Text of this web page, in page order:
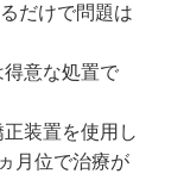
だけで問題は
意な処置で
装置を使用し
月位で治療が